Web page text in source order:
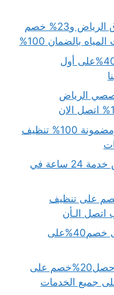
شركة كشف تسربات المياه شرق الرياض و23% خصم
بالضمان 100%
شركة رش دفان بالرياض..خصم40%على أول
الرياض
شركة تنظيف بالقويعية رخيصة ومضمونة 100% تنظيف
كشف تسربات المياه لبن الرياض خدمة 24 ساعة في
بالدوادمي..20%خصم على تنظيف
اتصل الـأن
شركة تنظيف بضرما..احصل على خصم40%على
شركة تنظيف مطاعم بالرياض..احصل20%خصم على